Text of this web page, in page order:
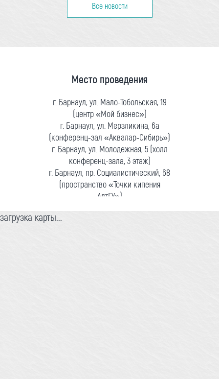
Все новости
Место проведения
г. Барнаул, ул. Мало-Тобольская, 19
(центр «Мой бизнес»)
г. Барнаул, ул. Мерзликина, 6а
(конференц-зал «Аквалар-Сибирь»)
г. Барнаул, ул. Молодежная, 5 (холл
конференц-зала, 3 этаж)
г. Барнаул, пр. Социалистический, 68
(пространство «Точки кипения
АлтГУ»)
загрузка карты...